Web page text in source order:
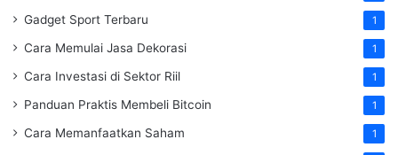
Gadget Sport Terbaru 1
Cara Memulai Jasa Dekorasi 1
Cara Investasi di Sektor Riil 1
Panduan Praktis Membeli Bitcoin 1
Cara Memanfaatkan Saham 1